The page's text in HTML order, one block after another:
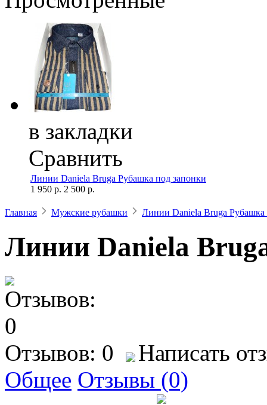
в закладки
Сравнить
Линии Daniela Bruga Рубашка под запонки
1 950 р. 2 500 р.
Главная Мужские рубашки Линии Daniela Bruga Рубашка
Линии Daniela
Отзывов: 0
Написать
Общее Отзывы (0)